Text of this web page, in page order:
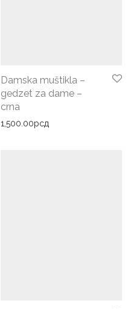
Damska muštikla –
gedzet za dame –
crna
1,500.00рсд